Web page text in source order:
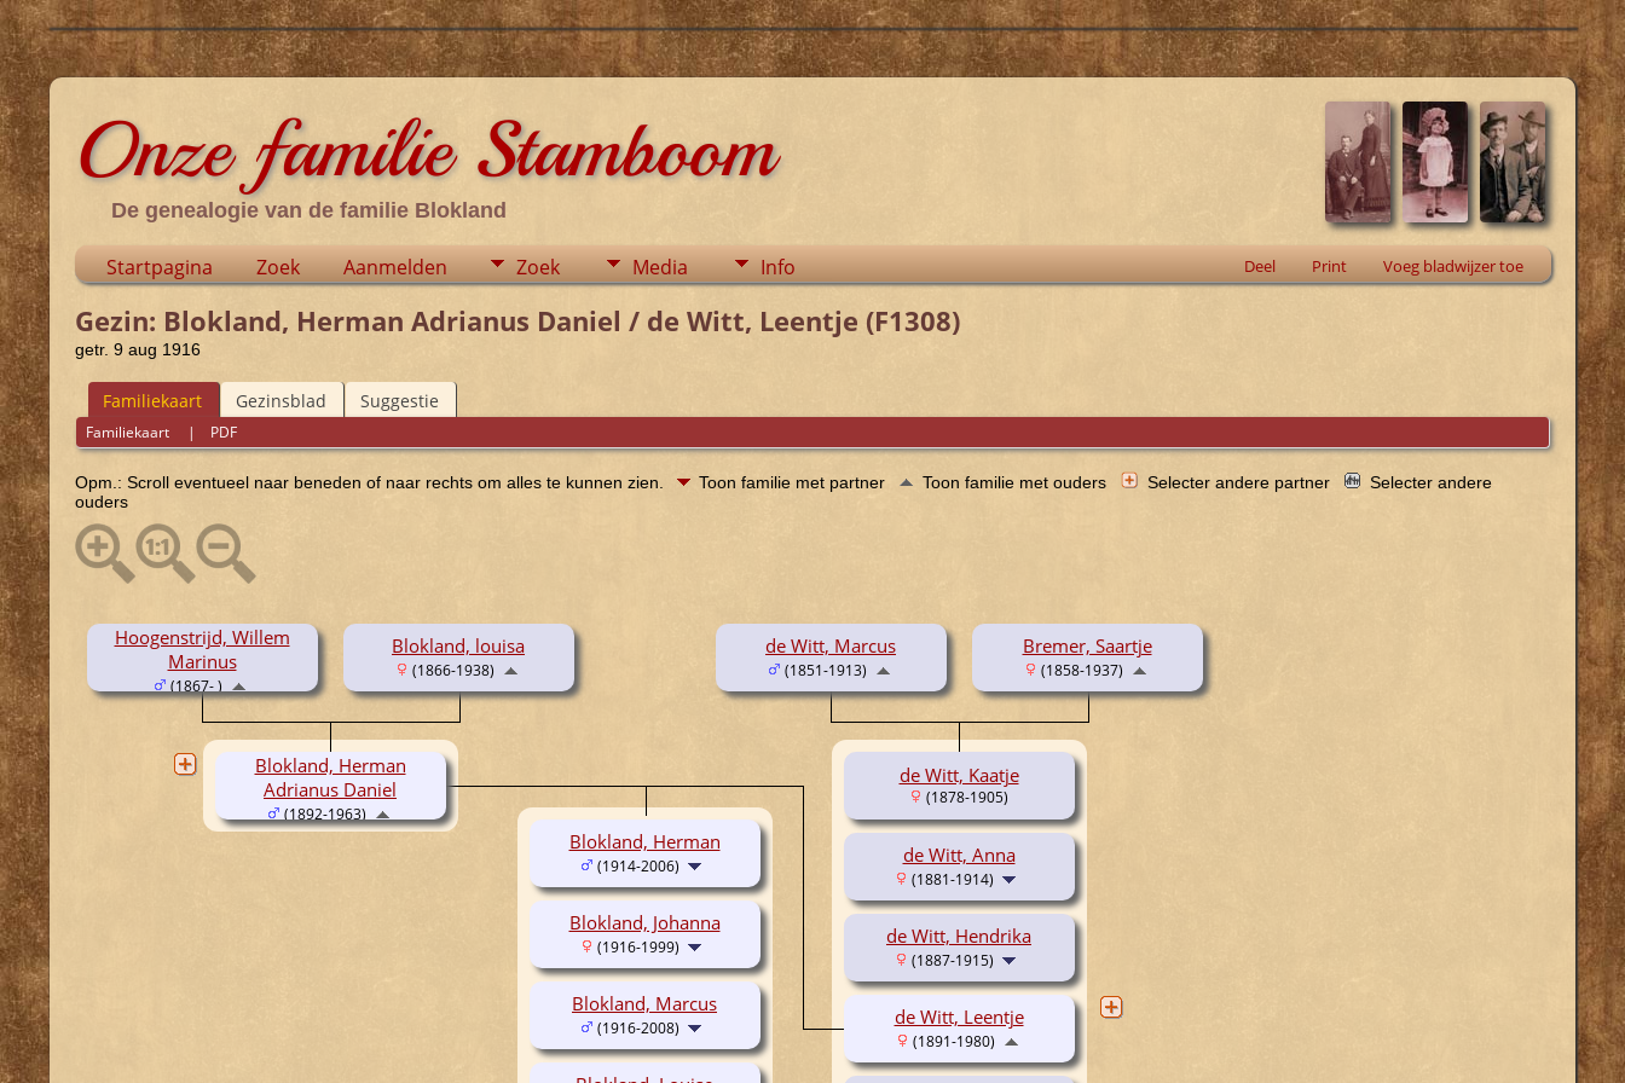
Onze familie Stamboom
De genealogie van de familie Blokland
Startpagina Zoek Aanmelden Zoek Media Info Deel Print Voeg bladwijzer toe
Gezin: Blokland, Herman Adrianus Daniel / de Witt, Leentje (F1308)
getr. 9 aug 1916
Familiekaart Gezinsblad Suggestie
Familiekaart | PDF
Opm.: Scroll eventueel naar beneden of naar rechts om alles te kunnen zien. Toon familie met partner Toon familie met ouders Selecter andere partner
Selecter andere
ouders
Hoogenstrijd, Willem
Marinus
(1867- )
Blokland, louisa
(1866-1938)
de Witt, Marcus
(1851-1913)
Bremer, Saartje
(1858-1937)
de Witt, Kaatje
(1878-1905)
de Witt, Anna
(1881-1914)
de Witt, Hendrika
(1887-1915)
Blokland, Herman
Adrianus Daniel
(1892-1963)
de Witt, Leentje
(1891-1980)
Blokland, Herman
(1914-2006)
Blokland, Johanna
(1916-1999)
Blokland, Marcus
(1916-2008)